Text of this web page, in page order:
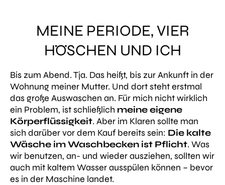
MEINE PERIODE, VIER
HÖSCHEN UND ICH
Bis zum Abend. Tja. Das heißt, bis zur Ankunft in der
Wohnung meiner Mutter. Und dort steht erstmal
das große Auswaschen an. Für mich nicht wirklich
ein Problem, ist schließlich meine eigene
Körperflüssigkeit. Aber im Klaren sollte man
sich darüber vor dem Kauf bereits sein: Die kalte
Wäsche im Waschbecken ist Pflicht. Was
wir benutzen, an- und wieder ausziehen, sollten wir
auch mit kaltem Wasser ausspülen können – bevor
es in der Maschine landet.